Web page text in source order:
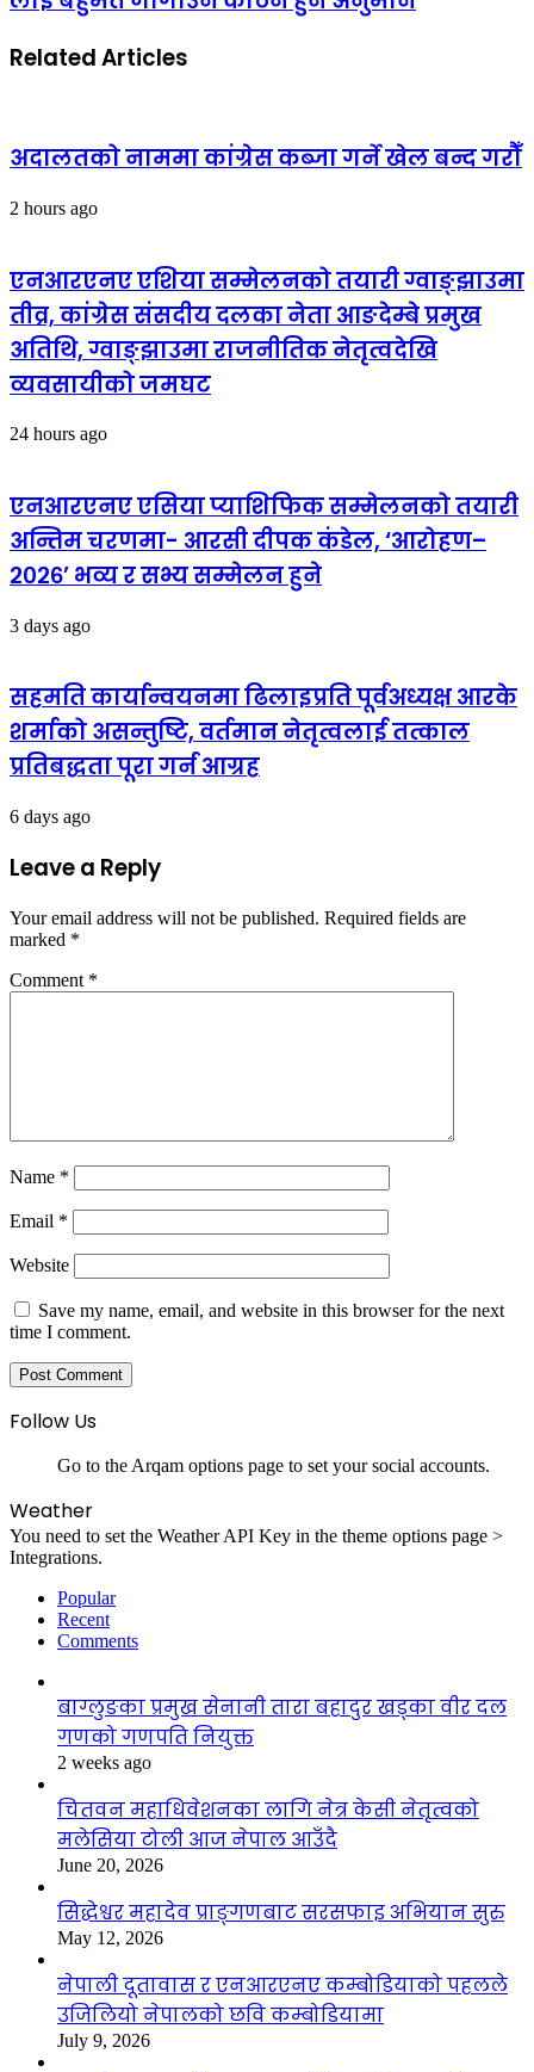
Related Articles
अदालतको नाममा कांग्रेस कब्जा गर्ने खेल बन्द गरौँ
2 hours ago
एनआरएनए एशिया सम्मेलनको तयारी ग्वाङ्झाउमा
तीव्र, कांग्रेस संसदीय दलका नेता आङदेम्बे प्रमुख
अतिथि, ग्वाङ्झाउमा राजनीतिक नेतृत्वदेखि
व्यवसायीको जमघट
24 hours ago
एनआरएनए एसिया प्याशिफिक सम्मेलनको तयारी
अन्तिम चरणमा- आरसी दीपक कंडेल, ‘आरोहण–
२०२६’ भव्य र सभ्य सम्मेलन हुने
3 days ago
सहमति कार्यान्वयनमा ढिलाइप्रति पूर्वअध्यक्ष आरके
शर्माको असन्तुष्टि, वर्तमान नेतृत्वलाई तत्काल
प्रतिबद्धता पूरा गर्न आग्रह
6 days ago
Leave a Reply
Your email address will not be published. Required fields are
marked *
Comment *
Name *
Email *
Website
Save my name, email, and website in this browser for the next
time I comment.
Follow Us
Go to the Arqam options page to set your social accounts.
Weather
You need to set the Weather API Key in the theme options page >
Integrations.
Popular
Recent
Comments
बाग्लुङका प्रमुख सेनानी तारा बहादुर खड्का वीर दल
गणको गणपति नियुक्त
2 weeks ago
चितवन महाधिवेशनका लागि नेत्र केसी नेतृत्वको
मलेसिया टोली आज नेपाल आउँदै
June 20, 2026
सिद्धेश्वर महादेव प्राङ्गणबाट सरसफाइ अभियान सुरु
May 12, 2026
नेपाली दूतावास र एनआरएनए कम्बोडियाको पहलले
उजिलियो नेपालको छवि कम्बोडियामा
July 9, 2026